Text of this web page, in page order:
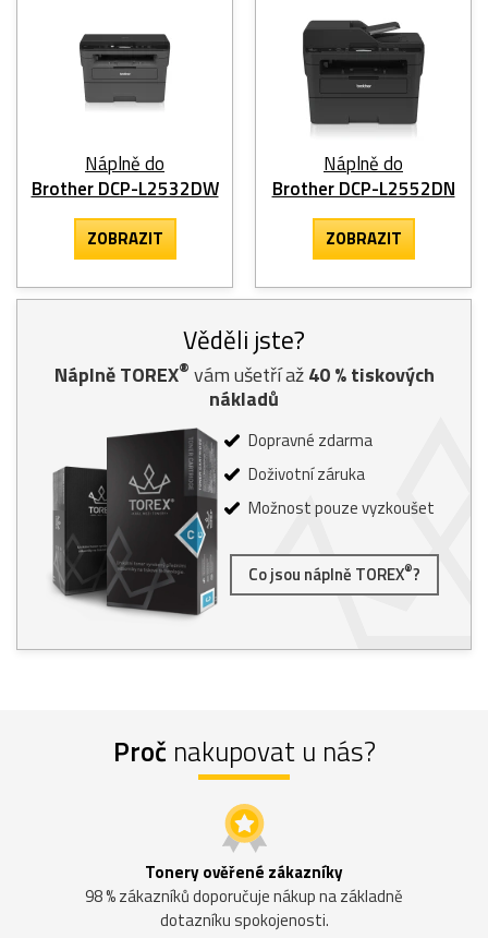
Náplně do
Brother DCP-L2532DW
ZOBRAZIT
Náplně do
Brother DCP-L2552DN
ZOBRAZIT
Věděli jste?
Náplně TOREX® vám ušetří až40% tiskových
nákladů
Dopravné zdarma
Doživotní záruka
Možnost pouze vyzkoušet
Co jsou náplně TOREX®?
Proč nakupovat u nás?
Tonery ověřené zákazníky
98 % zákazníků doporučuje nákup na základně
dotazníku spokojenosti.